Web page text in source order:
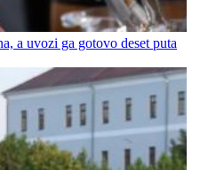
a uvozi ga gotovo deset puta